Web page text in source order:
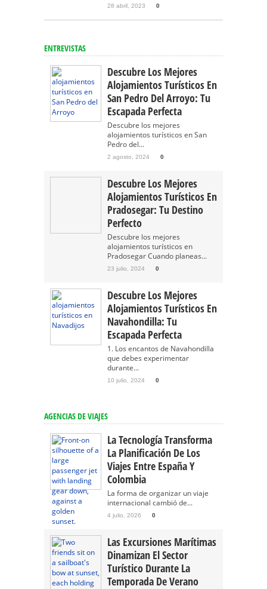
28 abril, 2023 0
ENTREVISTAS
Descubre Los Mejores
Alojamientos Turísticos En
San Pedro Del Arroyo: Tu
Escapada Perfecta
Descubre los mejores
alojamientos turísticos en San
Pedro del...
2 agosto, 2024 0
Descubre Los Mejores
Alojamientos Turísticos En
Pradosegar: Tu Destino
Perfecto
Descubre los mejores
alojamientos turísticos en
Pradosegar Cuando planeas...
23 julio, 2024 0
Descubre Los Mejores
Alojamientos Turísticos En
Navahondilla: Tu
Escapada Perfecta
1. Los encantos de Navahondilla
que debes experimentar
durante...
10 julio, 2024 0
AGENCIAS DE VIAJES
La Tecnología Transforma
La Planificación De Los
Viajes Entre España Y
Colombia
La forma de organizar un viaje
internacional cambió de...
4 julio, 2026 0
Las Excursiones Marítimas
Dinamizan El Sector
Turístico Durante La
Temporada De Verano